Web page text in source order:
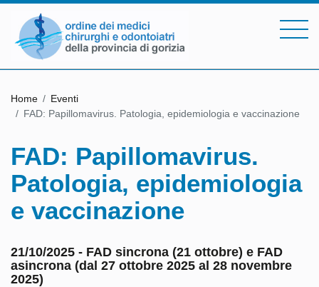
Home
Eventi
FAD: Papillomavirus. Patologia, epidemiologia e vaccinazione
FAD: Papillomavirus.
Patologia, epidemiologia
e vaccinazione
21/10/2025 - FAD sincrona (21 ottobre) e FAD
asincrona (dal 27 ottobre 2025 al 28 novembre
2025)